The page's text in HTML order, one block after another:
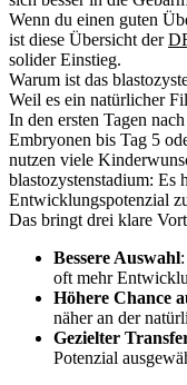
Wenn du einen guten
ist diese Übersicht der
solider Einstieg.
Warum ist das
Weil es ein natürlicher
In den ersten Tagen
Embryonen bis Tag 5
nutzen viele
blastozystenstadium:
Entwicklungspotenzial
Das bringt drei klare
Bessere Auswahl
oft mehr
Höhere Chance
näher an der
Gezielter
Potenzial